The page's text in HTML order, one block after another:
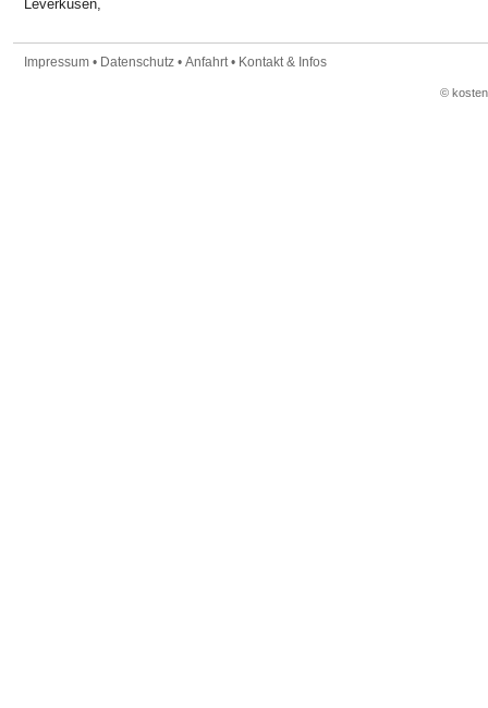
Leverkusen,
Impressum • Datenschutz • Anfahrt• Kontakt & Infos
©